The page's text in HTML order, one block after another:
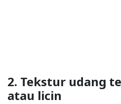
2. Tekstur udang
atau licin